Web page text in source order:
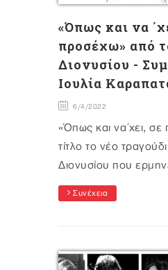
«Όπως και να
προσέχω» από
Διονυσίου -
Ιουλία
6/4/2022
«Όπως και να΄χει, σε
τίτλο το νέο
Διονυσίου που
Συνέχεια